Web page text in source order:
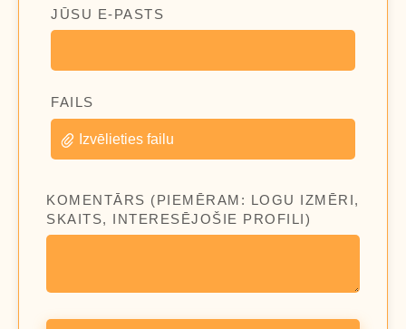
JŪSU E-PASTS
FAILS
Izvēlieties failu
KOMENTĀRS (PIEMĒRAM: LOGU IZMĒRI,
SKAITS, INTERESĒJOŠIE PROFILI)